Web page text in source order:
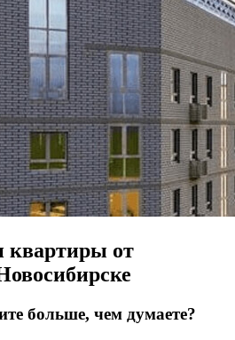
от
больше, чем думаете?